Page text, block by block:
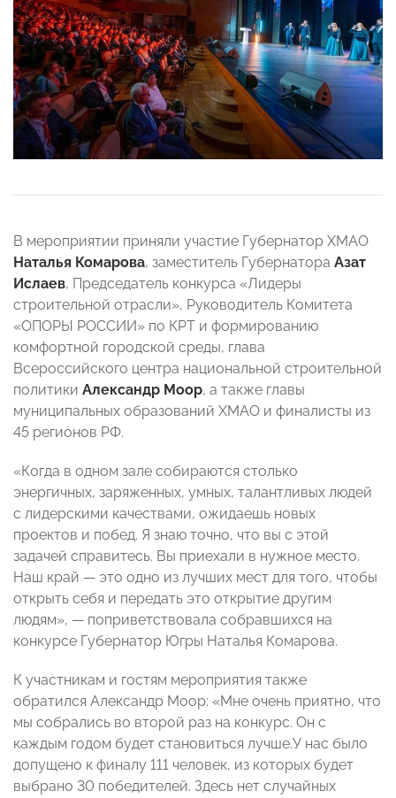
В мероприятии приняли участие Губернатор ХМАО
Наталья Комарова, заместитель Губернатора Азат
Ислаев, Председатель конкурса «Лидеры
строительной отрасли», Руководитель Комитета
«ОПОРЫ РОССИИ» по КРТ и формированию
комфортной городской среды, глава
Всероссийского центра национальной строительной
политики Александр Моор, а также главы
муниципальных образований ХМАО и финалисты из
45 регионов РФ.
«Когда в одном зале собираются столько
энергичных, заряженных, умных, талантливых людей
с лидерскими качествами, ожидаешь новых
проектов и побед. Я знаю точно, что вы с этой
задачей справитесь. Вы приехали в нужное место.
Наш край — это одно из лучших мест для того, чтобы
открыть себя и передать это открытие другим
людям», — поприветствовала собравшихся на
конкурсе Губернатор Югры Наталья Комарова.
К участникам и гостям мероприятия также
обратился Александр Моор: «Мне очень приятно, что
мы собрались во второй раз на конкурс. Он с
каждым годом будет становиться лучше.У нас было
допущено к финалу 111 человек, из которых будет
выбрано 30 победителей. Здесь нет случайных